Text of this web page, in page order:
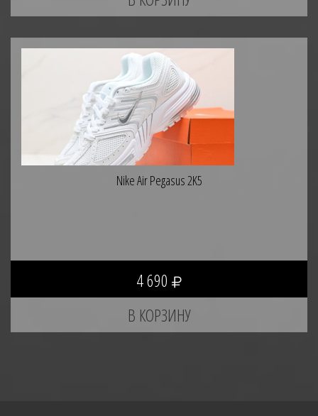
Nike Air Pegasus 2K5
4 690